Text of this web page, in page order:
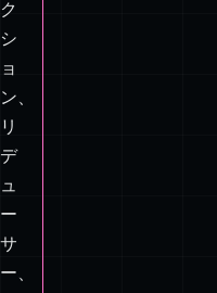
セ
レ
ク
タ、
ア
ク
シ
ョ
ン、
リ